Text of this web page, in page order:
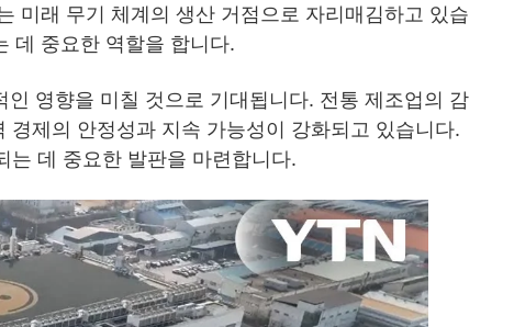
미래 무기 체계의 생산 거점으로 자리매김하고 있습
데 중요한 역할을 합니다.
영향을 미칠 것으로 기대됩니다. 전통 제조업의 감
제의 안정성과 지속 가능성이 강화되고 있습니다.
는 데 중요한 발판을 마련합니다.